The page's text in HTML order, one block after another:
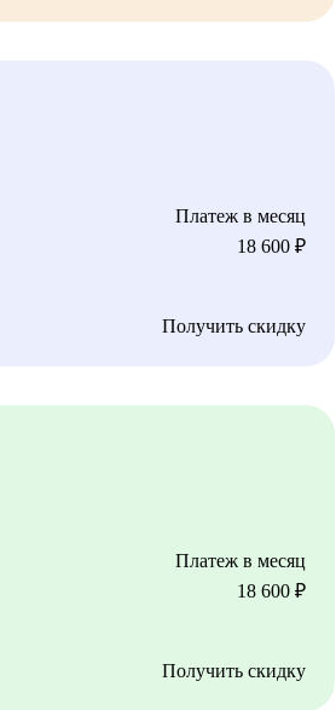
Платеж в месяц
18 600 ₽
Получить скидку
Платеж в месяц
18 600 ₽
Получить скидку